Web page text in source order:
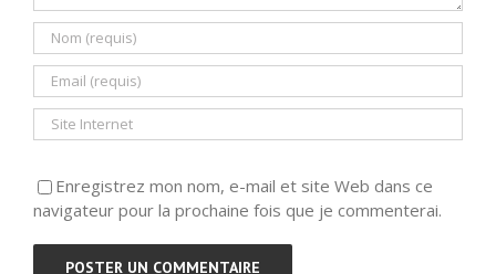
Enregistrez mon nom, e-mail et site Web dans ce
navigateur pour la prochaine fois que je commenterai.